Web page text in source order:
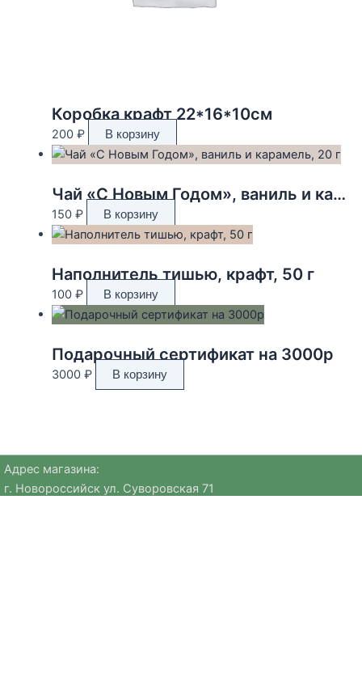
Коробка крафт 22*16*10см
200 ₽ В корзину
Чай «С Новым Годом», ваниль и карамель, 20 г
150 ₽ В корзину
Наполнитель тишью, крафт, 50 г
100 ₽ В корзину
Подарочный сертификат на 3000р
3000 ₽ В корзину
Адрес магазина:
г. Новороссийск ул. Суворовская 71